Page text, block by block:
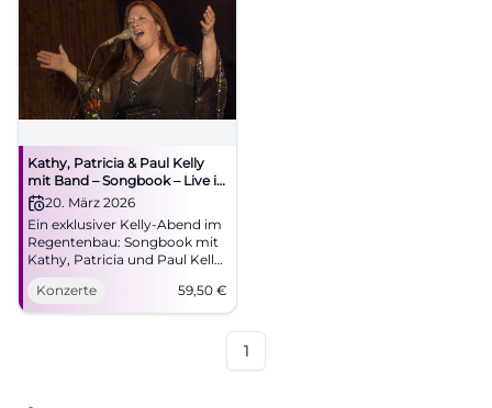
Kathy, Patricia & Paul Kelly
mit Band – Songbook – Live in
Concert
20. März 2026
Ein exklusiver Kelly‑Abend im
Regentenbau: Songbook mit
Kathy, Patricia und Paul Kelly.
Beginn 20:00 Uhr, Tickets ab
59,50 €. Große Gefühle,
perfekte Akustik – jetzt
Konzerte 59,50 €
1